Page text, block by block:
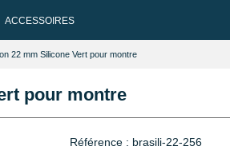
ACCESSOIRES
22 mm Silicone Vert pour montre
pour montre
Référence : brasili-22-256